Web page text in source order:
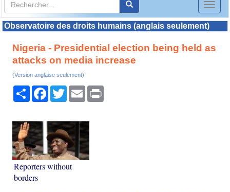
Toggle
Observatoire des droits humains (anglais seulement)
Nigeria - Presidential election being held as
attacks on media increase
(Version anglaise seulement)
PartagerFacebook
TwitterEmail
Reporters without
borders